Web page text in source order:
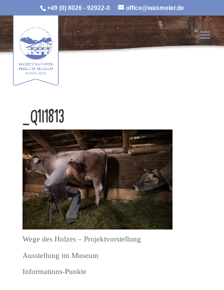
+49 (0) 8026 - 92922-0 office@wasmeier.de
_Q1I1813
Wege des Holzes – Projektvorstellung
Ausstellung im Museum
Informations-Punkte